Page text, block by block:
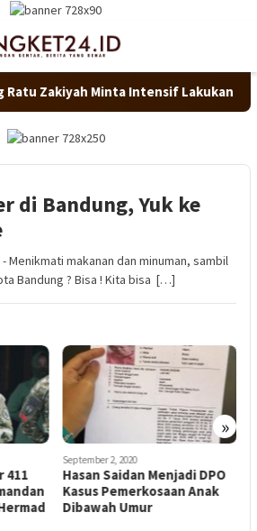
Zakiyah Minta Intensif Lakukan
di Bandung, Yuk ke
- Menikmati makanan dan minuman, sambil
Bandung ? Bisa ! Kita bisa […]
»
411
September 2, 2020
Hasan Saidan Menjadi DPO
Kasus Pemerkosaan Anak
Dibawah Umur